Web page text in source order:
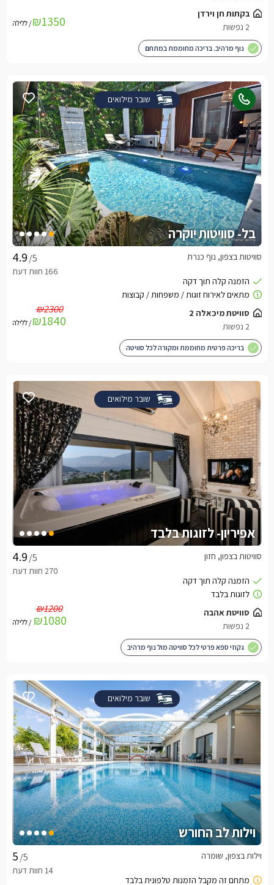
₪1350 / ללילה
נוף מרהיב. בריכה מחוממת במתחם
שובר מילואים
בל- סוויטות יוקרה
/5 סוויטות בצפון, נוף כנרת
₪1840
₪2300
/ ללילה
בריכה פרטית מחוממת ומקורה לכל סוויטה
שובר מילואים
אפיריון- לזוגות בלבד
/5 סוויטות בצפון, חזון
סוויטת אהבה
2 נפשות
₪1080
₪1200
/ ללילה
גקוזי ספא פרטי לכל סוויטה מול נוף מרהיב
שובר מילואים
וילות לב החורש
/5 וילות בצפון, שומרה